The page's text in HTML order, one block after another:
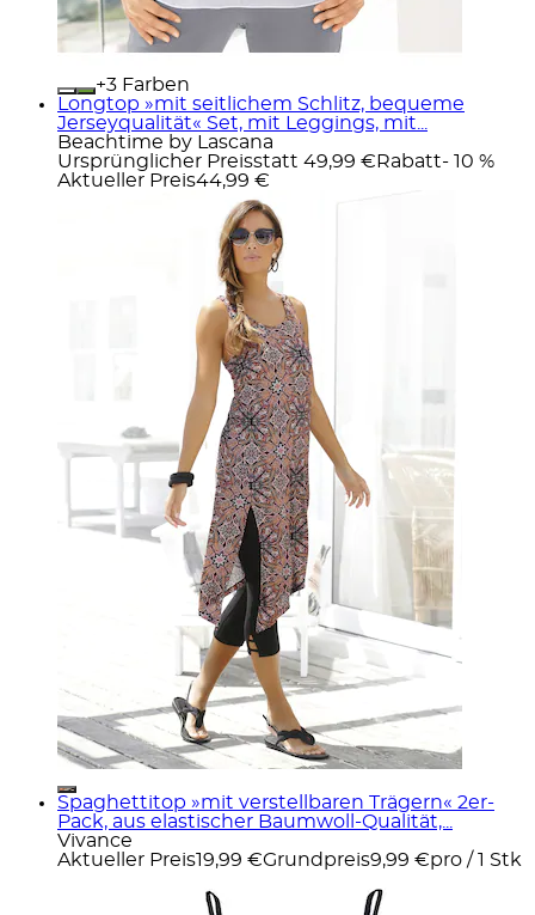
+
Farben
Longtop »mit seitlichem Schlitz, bequeme
Jerseyqualität« Set, mit Leggings, mit...
Beachtime by Lascana
Ursprünglicher Preisstatt 49,99 € Rabatt- 10 %
Aktueller Preis44,99 €
Spaghettitop »mit verstellbaren Trägern« 2er-
Pack, aus elastischer Baumwoll-Qualität,...
Vivance
Aktueller Preis19,99 €Grundpreis9,99 €pro / 1 Stk